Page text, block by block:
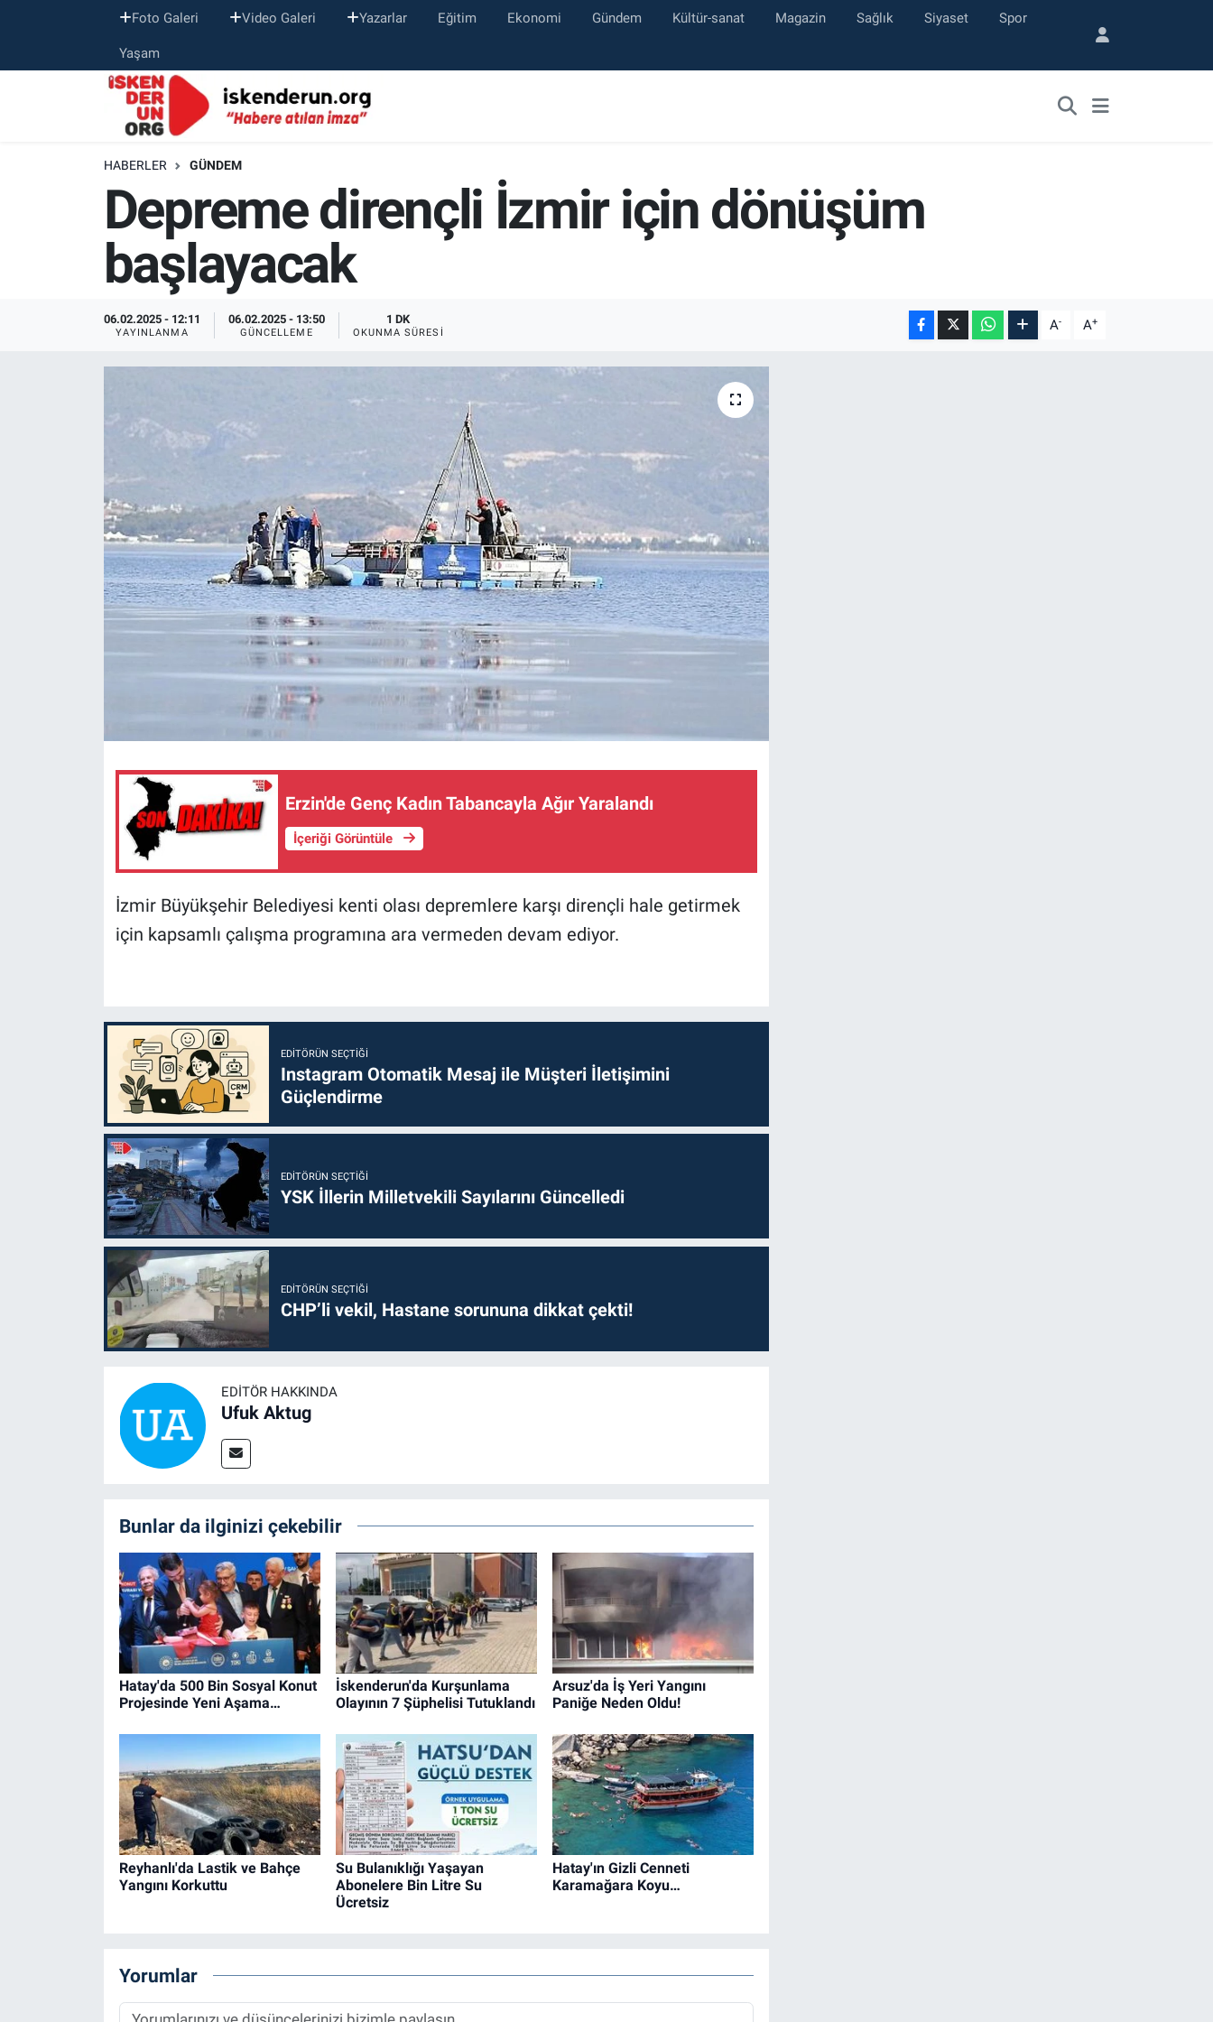
Foto Galeri Video Galeri Yazarlar Eğitim Ekonomi Gündem Kültür-sanat Magazin Sağlık Siyaset Spor
Yaşam
HABERLER GÜNDEM
Depreme dirençli İzmir için dönüşüm
başlayacak
06.02.2025 - 12:11
YAYINLANMA
06.02.2025 - 13:50
GÜNCELLEME
1 DK
OKUNMA SÜRESI A- A+
Erzin'de Genç Kadın Tabancayla Ağır Yaralandı
İçeriği Görüntüle
İzmir Büyükşehir Belediyesi kenti olası depremlere karşı dirençli hale getirmek
için kapsamlı çalışma programına ara vermeden devam ediyor.
EDITÖRÜN SEÇTIĞI
Instagram Otomatik Mesaj ile Müşteri İletişimini
Güçlendirme
EDITÖRÜN SEÇTIĞI
YSK İllerin Milletvekili Sayılarını Güncelledi
EDITÖRÜN SEÇTIĞI
CHP’li vekil, Hastane sorununa dikkat çekti!
EDITÖR HAKKINDA
Ufuk Aktug
Bunlar da ilginizi çekebilir
Hatay'da 500 Bin Sosyal Konut
Projesinde Yeni Aşama…
İskenderun'da Kurşunlama
Olayının 7 Şüphelisi Tutuklandı
Arsuz'da İş Yeri Yangını
Paniğe Neden Oldu!
Reyhanlı'da Lastik ve Bahçe
Yangını Korkuttu
Su Bulanıklığı Yaşayan
Abonelere Bin Litre Su
Ücretsiz
Hatay'ın Gizli Cenneti
Karamağara Koyu…
Yorumlar